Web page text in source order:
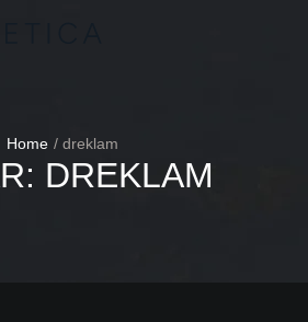
Home / dreklam
DREKLAM